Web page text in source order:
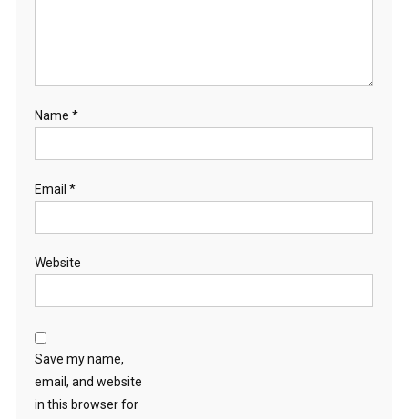
Name *
Email *
Website
Save my name,
email, and website
in this browser for